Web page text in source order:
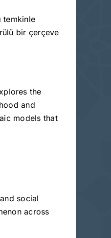
temkinle
bir çerçeve
the
and
models that
social
across